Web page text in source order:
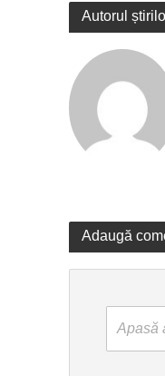
Autorul
Adaugă
Apasă